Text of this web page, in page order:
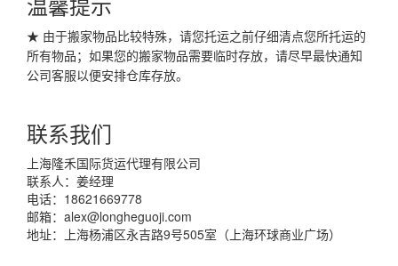
★ 由于搬家物品比较特殊，请您托运之前仔细清点您所托运的
所有物品；如果您的搬家物品需要临时存放，请尽早最快通知
公司客服以便安排仓库存放。
联系我们
上海隆禾国际货运代理有限公司
联系人：姜经理
电话：18621669778
邮箱： alex@longheguoji.com
地址：上海杨浦区永吉路9号505室（上海环球商业广场）